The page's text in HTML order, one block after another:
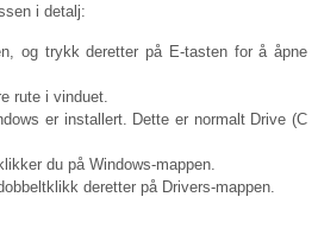
i detalj:
og trykk deretter på E-tasten for å åpne
rute i vinduet.
er installert. Dette er normalt Drive (C
du på Windows-mappen.
deretter på Drivers-mappen.